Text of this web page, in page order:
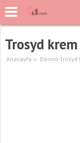
Trosyd
Anasayfa ›› Dermo-Trosyd